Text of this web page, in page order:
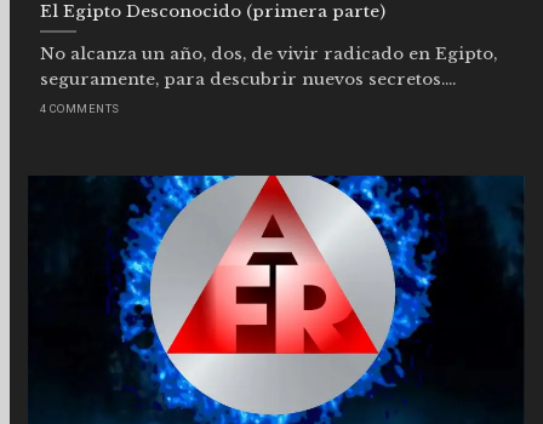
El Egipto Desconocido (primera parte)
No alcanza un año, dos, de vivir radicado en Egipto,
seguramente, para descubrir nuevos secretos....
4 COMMENTS